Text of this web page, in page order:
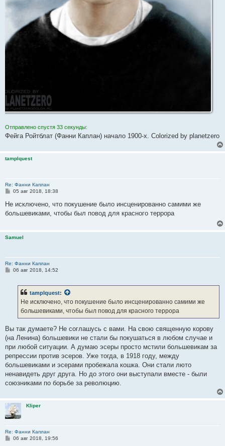
Отправлено спустя 33 секунды:
Фейга Ройтблат (Фанни Каплан) начало 1900-х. Colorized by planetzero
tamplquest
Re: Фанни Каплан
С
о
щ
и
е
05 авг 2018, 18:38
Не исключено, что покушение было инсценированно самими же
большевиками, чтобы был повод для красного террора
Samuel
Re: Фанни Каплан
С06 авг 2018, 14:52
tamplquest:
Не исключено, что покушение было инсценированно самими же
большевиками, чтобы был повод для красного террора
Вы так думаете? Не соглашусь с вами. На свою священную корову
(на Ленина) большевики не стали бы покушаться в любом случае и
при любой ситуации. А думаю эсеры просто мстили большевикам за
репрессии против эсеров. Уже тогда, в 1918 году, между
большевиками и эсерами пробежала кошка. Они стали люто
ненавидеть друг друга. Но до этого они выступали вместе - были
союзниками по борьбе за революцию.
Kliper
Re: Фанни Каплан
С06 авг 2018, 19:56